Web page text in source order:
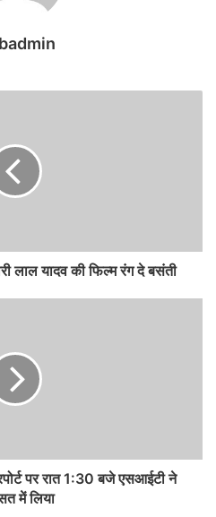
लाल यादव की फिल्म रंग दे बसंती
पर रात 1:30 बजे एसआईटी ने
में लिया